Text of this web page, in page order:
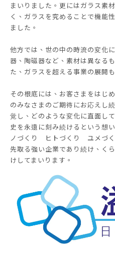
まいりました。更にはガラス素
く、ガラスを究めることで機能
ました。
他方では、世の中の時流の変化
器、陶磁器など、素材は異なる
た、ガラスを超える事業の展開
その根底には、お客さまをはじ
のみなさまのご期待にお応えし
覚し、どのような変化に直面し
史を永遠に刻み続けるという想
ノづくり ヒトづくり ユメづく
先取る強い企業であり続け、く
けしてまいります。